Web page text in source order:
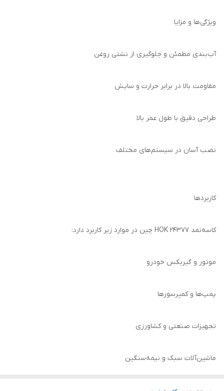
ویژگی‌ها و مزایا
آب‌بندی مطمئن و جلوگیری از نشتی روغن
مقاومت بالا در برابر حرارت و سایش
طراحی دقیق با طول عمر بالا
نصب آسان در سیستم‌های مختلف
کاربردها
کاسه‌نمد 24377 HOK چین در موارد زیر کاربرد دارد:
موتور و گیربکس خودرو
پمپ‌ها و کمپرسورها
تجهیزات صنعتی و کشاورزی
ماشین‌آلات سبک و نیمه‌سنگین